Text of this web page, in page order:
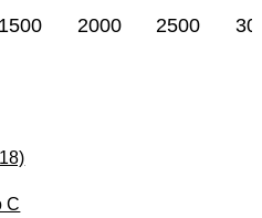
1500 2000 2500
C